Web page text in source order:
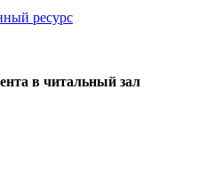
ресурс
в читальный зал